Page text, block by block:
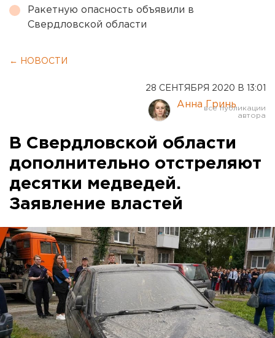
Ракетную опасность объявили в
Свердловской области
← НОВОСТИ
28 СЕНТЯБРЯ 2020 В 13:01
Анна Гринь
В Свердловской области
дополнительно отстреляют
десятки медведей.
Заявление властей